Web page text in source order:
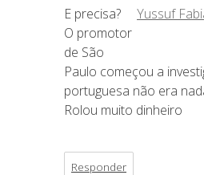
Yussuf
E precisa?
O promotor
de São
Paulo começou a
portuguesa não era
Rolou muito dinheiro
Responder